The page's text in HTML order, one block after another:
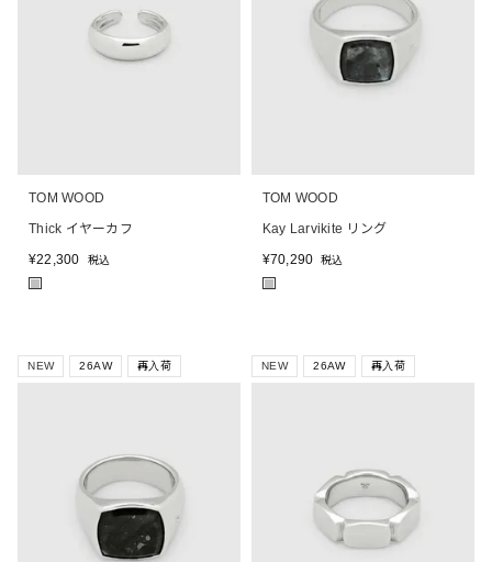
TOM WOOD
Thick イヤーカフ
¥22,300 税込
■
TOM WOOD
Kay Larvikite リング
¥70,290 税込
■
NEW 26AW 再入荷 NEW 26AW 再入荷